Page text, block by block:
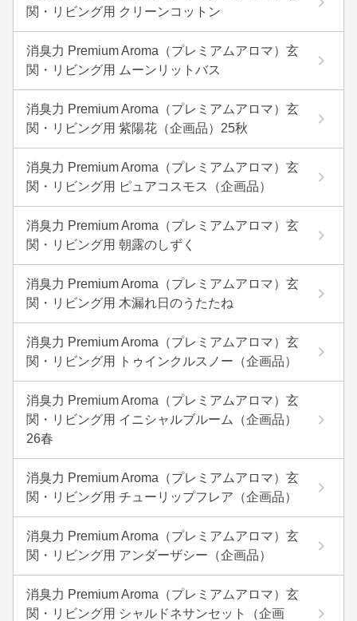
関・リビング用 クリーンコットン
消臭力 Premium Aroma（プレミアムアロマ）玄
関・リビング用 ムーンリットバス
消臭力 Premium Aroma（プレミアムアロマ）玄
関・リビング用 紫陽花（企画品）25秋
消臭力 Premium Aroma（プレミアムアロマ）玄
関・リビング用 ピュアコスモス（企画品）
消臭力 Premium Aroma（プレミアムアロマ）玄
関・リビング用 朝露のしずく
消臭力 Premium Aroma（プレミアムアロマ）玄
関・リビング用 木漏れ日のうたたね
消臭力 Premium Aroma（プレミアムアロマ）玄
関・リビング用 トゥインクルスノー（企画品）
消臭力 Premium Aroma（プレミアムアロマ）玄
関・リビング用 イニシャルブルーム（企画品）
26春
消臭力 Premium Aroma（プレミアムアロマ）玄
関・リビング用 チューリップフレア（企画品）
消臭力 Premium Aroma（プレミアムアロマ）玄
関・リビング用 アンダーザシー（企画品）
消臭力 Premium Aroma（プレミアムアロマ）玄
関・リビング用 シャルドネサンセット（企画